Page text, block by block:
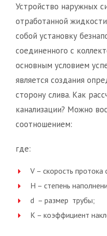
Устройство наружных
отработанной
собой установку
соединенного с
основным условием
является создания
сторону слива. Как
канализации? Можно
соотношением:
где:
V – скорость протока
Н – степень
d – размер трубы;
K – коэффициент